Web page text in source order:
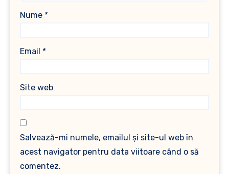
Nume *
Email *
Site web
Salvează-mi numele, emailul și site-ul web în
acest navigator pentru data viitoare când o să
comentez.